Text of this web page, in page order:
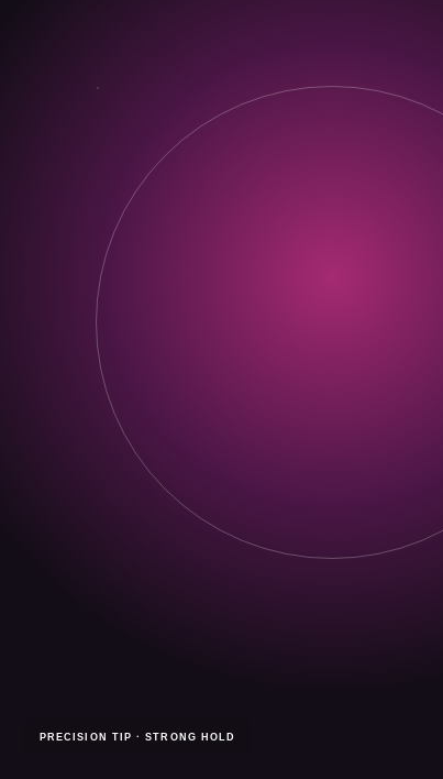
PRECISION TIP · STRONG HOLD